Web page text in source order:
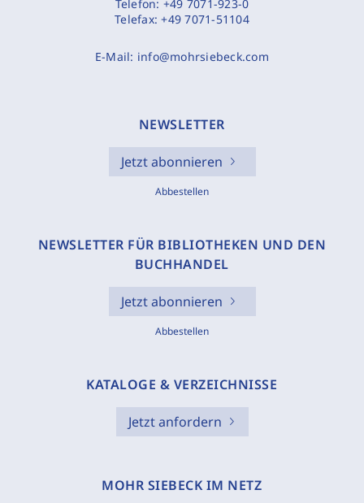
Telefon: +49 7071-923-0
Telefax:+49 7071-51104
E-Mail: info@mohrsiebeck.com
NEWSLETTER
Jetzt abonnieren
Abbestellen
NEWSLETTER FÜR BIBLIOTHEKEN UND DEN
BUCHHANDEL
Jetzt abonnieren
Abbestellen
KATALOGE & VERZEICHNISSE
Jetzt anfordern
MOHR SIEBECK IM NETZ